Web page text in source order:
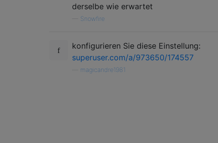
derselbe wie erwartet
Snowfire
konfigurieren Sie diese Einstellung:
superuser.com/a/973650/174557
magicandre1981